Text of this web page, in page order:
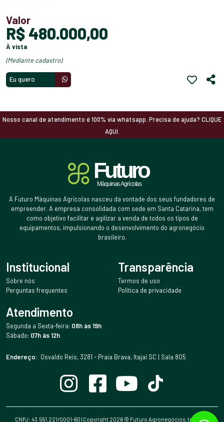
Valor
R$ 480.000,00
à vista
(mediante cadastro)
Eu quero
Nosso canal de atendimento é 100% via whatsapp. Precisa de ajuda? CLIQUE
AQUI.
A Futuro Máquinas Agrícolas nasceu da vontade dos seus fundadores de
empreender. A empresa consolidada com sede em Santa Catarina, tem
como objetivo facilitar e agilizar a venda de todos os tipos de
equipamentos, impulsionando o desenvolvimento do agronegócio
brasileiro.
Institucional
Sobre nós
Perguntas frequentes
Transparência
Termos de uso
Política de privacidade
Atendimento
Segunda a Sexta-feira: 08h às 19h
Sábado: 07h às 12h
Endereço: Osvaldo Reis, 3281 - Praia Brava, Itajaí SC | Sala 805
CNPJ: 43.551.221/0001-60 | Copyright 2026© Futuro Agronegócios, todos os